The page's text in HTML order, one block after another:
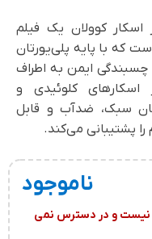
کوولان یک فیلم
که با پایه پلی‌یورتان
چسبندگی ایمن به اطراف
اسکارهای کلوئیدی و
سبک، ضدآب و قابل
ناموجود
نیست و در دسترس نمی